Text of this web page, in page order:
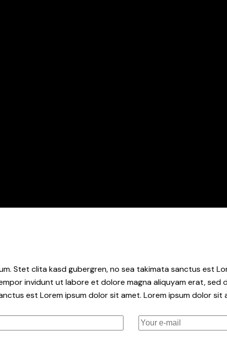
Stet clita kasd gubergren, no sea takimata sanctus est
invidunt ut labore et dolore magna aliquyam erat,
est Lorem ipsum dolor sit amet. Lorem ipsum dolor